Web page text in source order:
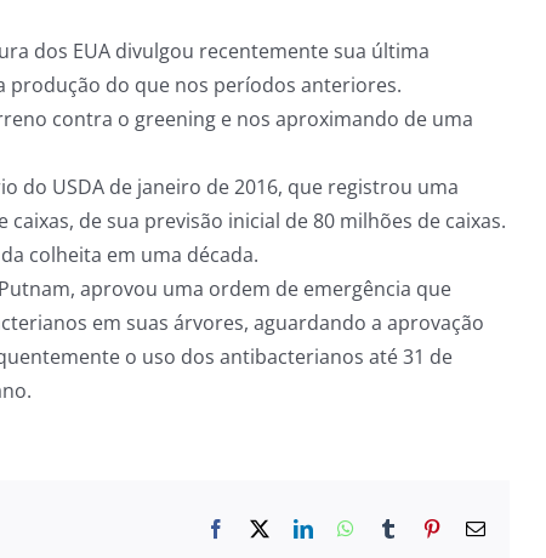
dos EUA divulgou recentemente sua última
produção do que nos períodos anteriores.
contra o greening e nos aproximando de uma
USDA de janeiro de 2016, que registrou uma
de sua previsão inicial de 80 milhões de caixas.
colheita em uma década.
aprovou uma ordem de emergência que
em suas árvores, aguardando a aprovação
o uso dos antibacterianos até 31 de
Facebook LinkedInWhatsApp
Tumblr Pinterest
E-